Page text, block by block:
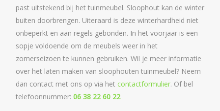
past uitstekend bij het tuinmeubel. Sloophout kan de winter
buiten doorbrengen. Uiteraard is deze winterhardheid niet
onbeperkt en aan regels gebonden. In het voorjaar is een
sopje voldoende om de meubels weer in het
zomerseizoen te kunnen gebruiken. Wil je meer informatie
over het laten maken van sloophouten tuinmeubel? Neem
dan contact met ons op via het contactformulier. Of bel
telefoonnummer: 06 38 22 60 22